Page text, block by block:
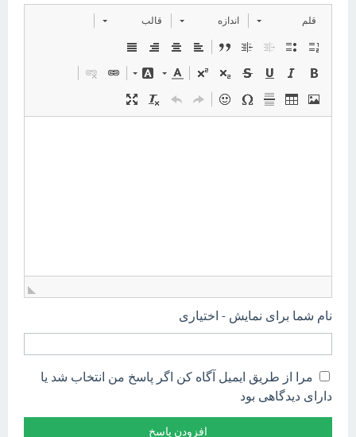
قلم اندازه قالب
نام شما برای نمایش - اختیاری
مرا از طریق ایمیل آگاه کن اگر پاسخ من انتخاب شد یا
دارای دیدگاهی بود